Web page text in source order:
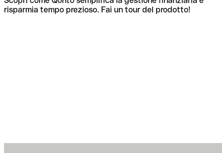
risparmia tempo prezioso. Fai un tour del prodotto!